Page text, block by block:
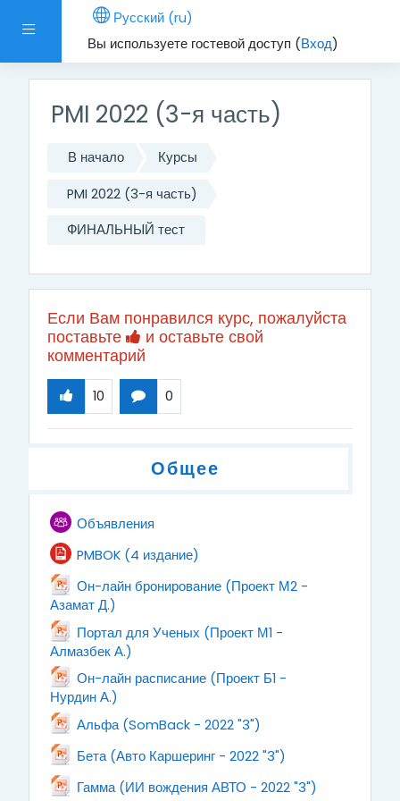
Боковая панель
Русский ‎(ru)‎
Вы используете гостевой доступ (Вход)
Перейти к основному содержанию
PMI 2022 (3-я часть)
В начало Курсы
PMI 2022 (3-я часть)
ФИНАЛЬНЫЙ тест
Если Вам понравился курс, пожалуйста
поставьте
и оставьте свой
комментарий
10 0
Общее
ОбъявленияФорум
PMBOK (4 издание)
Он-лайн бронирование (Проект М2 -
Азамат Д.)
Портал для Ученых (Проект М1 -
Алмазбек А.)
Он-лайн расписание (Проект Б1 -
Нурдин А.)
Альфа (SomBack - 2022 "3")
Бета (Авто Каршеринг - 2022 "3")
Гамма (ИИ вождения АВТО - 2022 "3")